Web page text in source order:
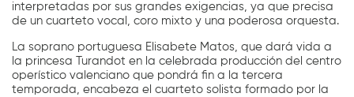
interpretadas por sus grandes exigencias, ya que precisa
de un cuarteto vocal, coro mixto y una poderosa orquesta.
La soprano portuguesa Elisabete Matos, que dará vida a
la princesa Turandot en la celebrada producción del centro
operístico valenciano que pondrá fin a la tercera
temporada, encabeza el cuarteto solista formado por la